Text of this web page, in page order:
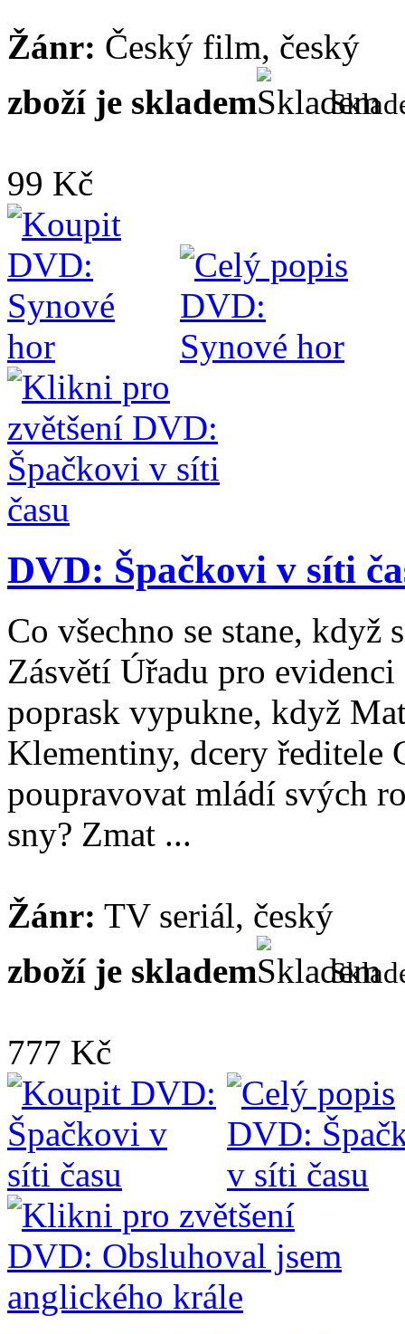
Žánr: Český film, český
zboží je skladem
99 Kč
DVD: Špačkovi v síti
Co všechno se stane, když
Zásvětí Úřadu pro
poprask vypukne, když
Klementiny, dcery ředitele
poupravovat mládí svých
sny? Zmat ...
Žánr: TV seriál, český
zboží je skladem
777 Kč